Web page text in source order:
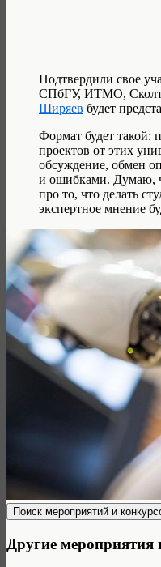
Подтвердили свое
СПбГУ, ИТМО,
Ширяев будет
Формат будет такой:
проектов от этих
обсуждение, обмен
и ошибками. Думаю,
про то, что делать
экспертное мнение
Другие мероприятия